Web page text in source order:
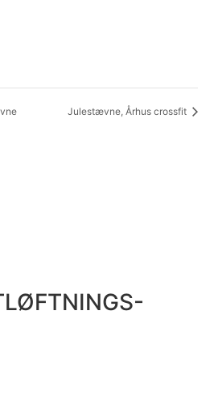
Julestævne, Århus crossfit